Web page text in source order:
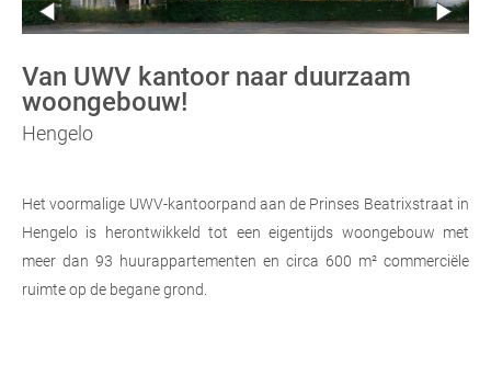
Van UWV kantoor naar duurzaam
woongebouw!
Hengelo
Het voormalige UWV-kantoorpand aan de Prinses Beatrixstraat in
Hengelo is herontwikkeld tot een eigentijds woongebouw met
meer dan 93 huurappartementen en circa 600 m² commerciële
ruimte op de begane grond.